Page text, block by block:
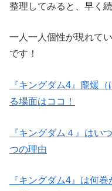
整理してみると、早く
一人一人個性が現れて
です！
『キングダム4』龐煖
る場面はココ！
『キングダム４』はい
つの理由
『キングダム4』は何